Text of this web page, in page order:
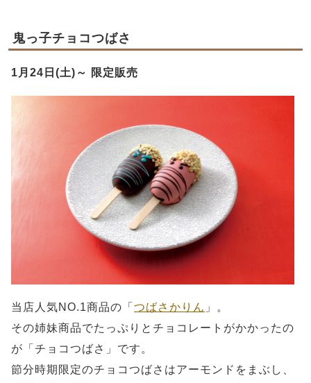
鬼っ子チョコつばさ
1月24日(土)～ 限定販売
当店人気NO.1商品の「 つばさかりん 」。
その姉妹商品でたっぷりとチョコレートがかかったの
が「チョコつばさ」です。
節分時期限定のチョコつばさはアーモンドをまぶし、